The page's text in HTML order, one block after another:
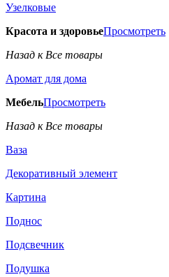
Узелковые
Красота и здоровьеПросмотреть
Назад к Все товары
Аромат для дома
МебельПросмотреть
Назад к Все товары
Ваза
Декоративный элемент
Картина
Поднос
Подсвечник
Подушка